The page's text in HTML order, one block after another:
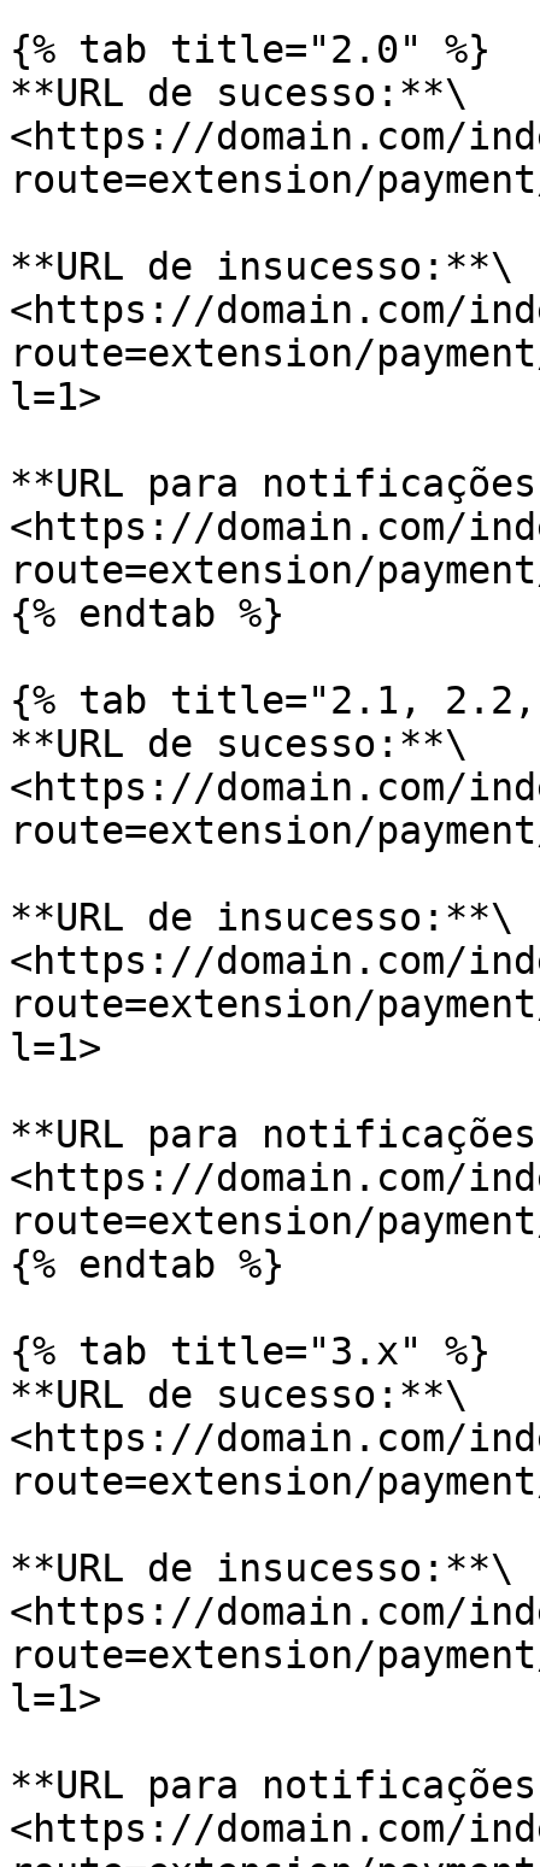
{% tab title="2.0" %}
**URL de sucesso:**\
<https://domain.com/
route=extension/
**URL de insucesso:**\
<https://domain.com/
route=extension/
l=1>
**URL para
<https://domain.com/
route=extension/
{% endtab %}
{% tab title="2.1, 2.2,
**URL de sucesso:**\
<https://domain.com/
route=extension/
**URL de insucesso:**\
<https://domain.com/
route=extension/
l=1>
**URL para
<https://domain.com/
route=extension/
{% endtab %}
{% tab title="3.x" %}
**URL de sucesso:**\
<https://domain.com/
route=extension/
**URL de insucesso:**\
<https://domain.com/
route=extension/
l=1>
**URL para
<https://domain.com/